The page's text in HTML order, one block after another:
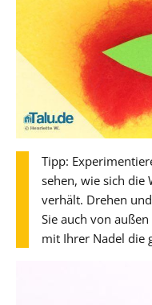
Tipp:
sehen, wie sich die
verhält. Drehen
Sie auch von
mit Ihrer Nadel die